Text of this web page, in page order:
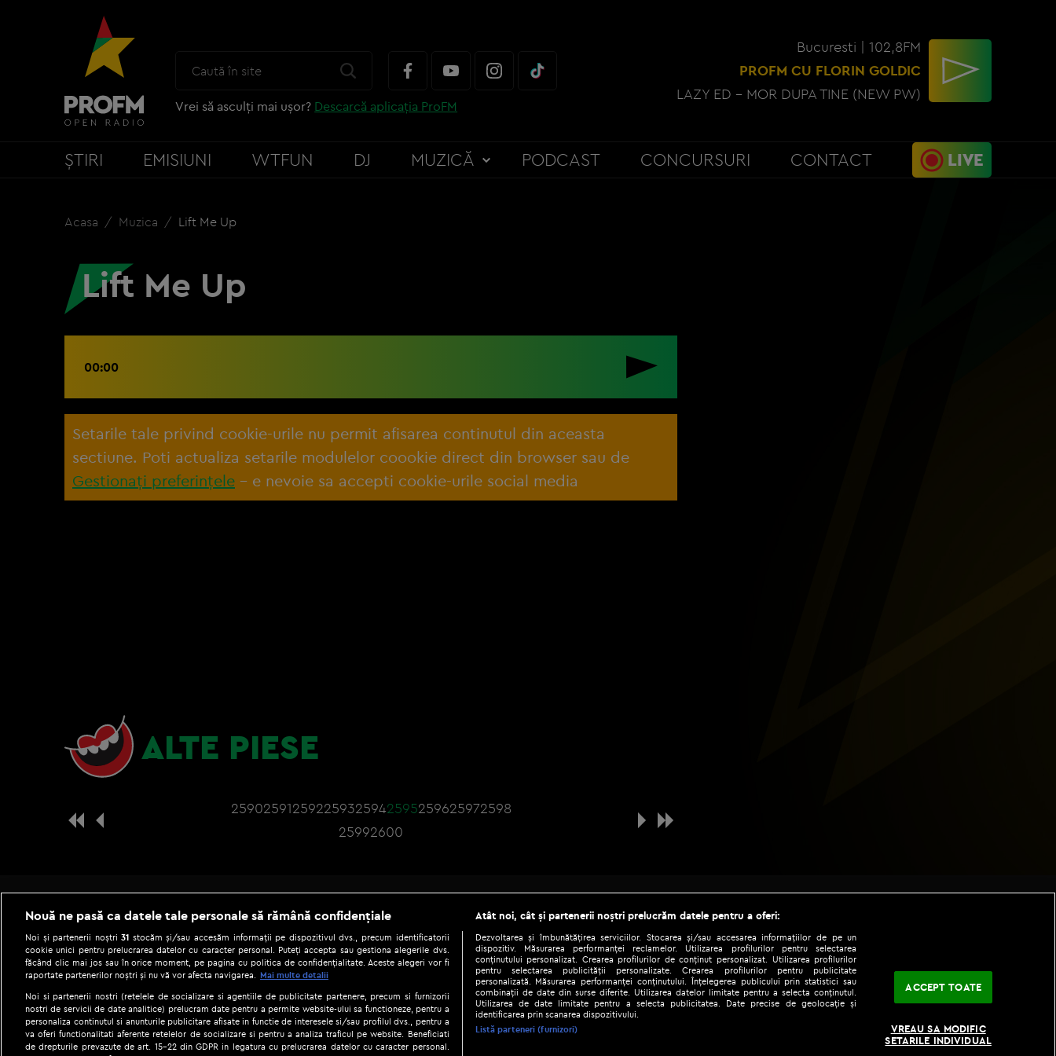
Vrei să asculți mai ușor? Descarcă aplicația ProFM
Bucuresti | 102,8FM
PROFM CU FLORIN GOLDIC
LAZY ED - MOR DUPA TINE (NEW PW)
ȘTIRI EMISIUNI WTFUN DJ MUZICĂ PODCAST CONCURSURI CONTACT LIVE
Acasa Muzica Lift Me Up
Lift Me Up
00:00
Setarile tale privind cookie-urile nu permit afisarea continutul din aceasta
sectiune. Poti actualiza setarile modulelor coookie direct din browser sau de
Gestionați preferințele – e nevoie sa accepti cookie-urile social media
ALTE PIESE
259025912592259325942595259625972598
25992600
Be social
Copyright © 2026 / DIGI ROMANIA S.A.
Gestionați preferințele|Termeni și condiții|Politica de confidențialitate|
Nouă ne pasă ca datele tale personale să rămână confidențiale
Noi și partenerii noștri31 stocăm și/sau accesăm informații pe dispozitivul dvs., precum identificatorii
cookie unici pentru prelucrarea datelor cu caracter personal. Puteți accepta sau gestiona alegerile dvs.
făcând clic mai jos sau în orice moment, pe pagina cu politica de confidențialitate. Aceste alegeri vor fi
raportate partenerilor noștri și nu vă vor afecta navigarea.
Mai multe detalii
Noi si partenerii nostri (retelele de socializare si agentiile de publicitate partenere, precum si furnizorii
nostri de servicii de date analitice) prelucram date pentru a permite website-ului sa functioneze, pentru a
personaliza continutul si anunturile publicitare afisate in functie de interesele si/sau profilul dvs., pentru a
va oferi functionalitati aferente retelelor de socializare si pentru a analiza traficul pe website. Beneficiati
de drepturile prevazute de art. 15-22 din GDPR in legatura cu prelucrarea datelor cu caracter personal.
Atât noi, cât și partenerii noștri prelucrăm datele pentru a oferi:
Dezvoltarea și îmbunătățirea serviciilor. Stocarea și/sau accesarea informațiilor de pe un
dispozitiv. Măsurarea performanței reclamelor. Utilizarea profilurilor pentru selectarea
conținutului personalizat. Crearea profilurilor de conținut personalizat. Utilizarea profilurilor
pentru selectarea publicității personalizate. Crearea profilurilor pentru publicitate
personalizată. Măsurarea performanței conținutului. Înțelegerea publicului prin statistici sau
combinații de date din surse diferite. Utilizarea datelor limitate pentru a selecta conținutul.
Utilizarea de date limitate pentru a selecta publicitatea. Date precise de geolocație și
identificarea prin scanarea dispozitivului.
Listă parteneri (furnizori)
ACCEPT TOATE
VREAU SA MODIFIC
SETARILE INDIVIDUAL